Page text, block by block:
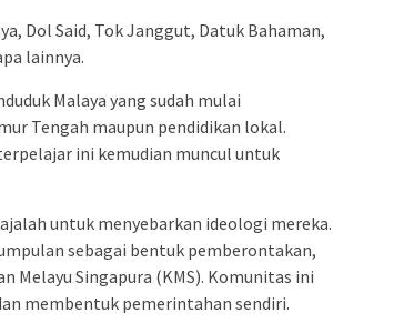
Dol Said, Tok Janggut, Datuk Bahaman,
lainnya.
Malaya yang sudah mulai
Tengah maupun pendidikan lokal.
ini kemudian muncul untuk
untuk menyebarkan ideologi mereka.
sebagai bentuk pemberontakan,
Melayu Singapura (KMS). Komunitas ini
membentuk pemerintahan sendiri.